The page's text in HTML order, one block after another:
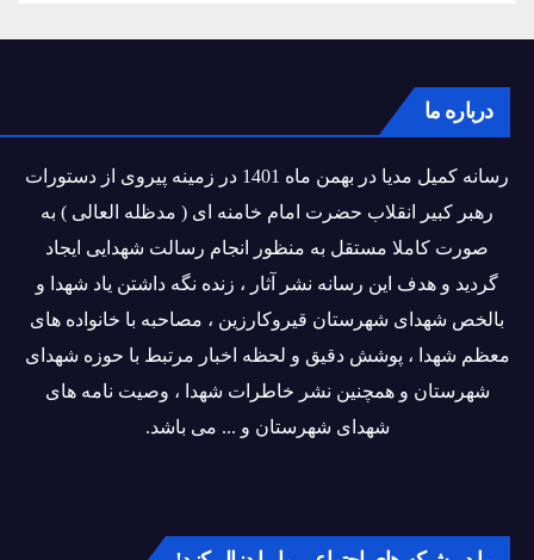
درباره ما
رسانه کمیل مدیا در بهمن ماه 1401 در زمینه پیروی از دستورات
رهبر کبیر انقلاب حضرت امام خامنه ای ( مدظله العالی ) به
صورت کاملا مستقل به منظور انجام رسالت شهدایی ایجاد
گردید و هدف این رسانه نشر آثار ، زنده نگه داشتن یاد شهدا و
بالخص شهدای شهرستان قیروکارزین ، مصاحبه با خانواده های
معظم شهدا ، پوشش دقیق و لحظه اخبار مرتبط با حوزه شهدای
شهرستان و همچنین نشر خاطرات شهدا ، وصیت نامه های
شهدای شهرستان و ... می باشد.